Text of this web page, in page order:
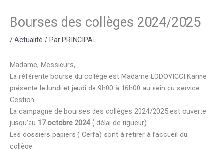
Bourses des collèges 2024/2025
/ Actualité / Par PRINCIPAL
Madame, Messieurs,
La référente bourse du collège est Madame LODOVICCI Karine
présente le lundi et jeudi de 9h00 à 16h00 au sein du service
Gestion.
La campagne de bourses des collèges 2024/2025 est ouverte
jusqu’au 17 octobre 2024 ( délai de rigueur).
Les dossiers papiers ( Cerfa) sont à retirer à l’accueil du
collège.